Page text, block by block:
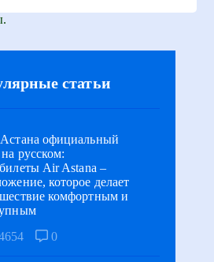
статьи
официальный
русском:
Air Astana –
которое делает
комфортным и
0